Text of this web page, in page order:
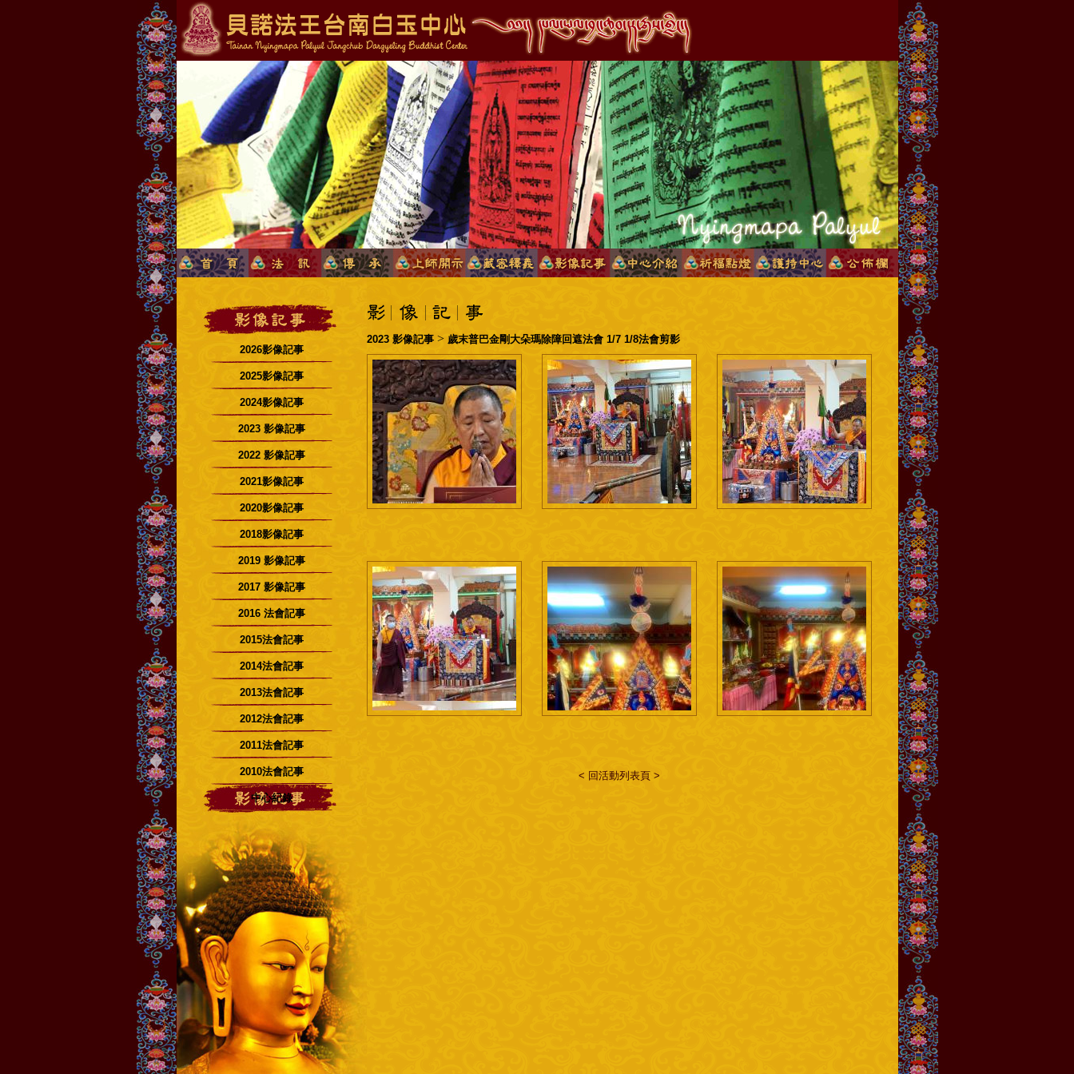
2026影像記事
2025影像記事
2024影像記事
2023 影像記事
2022 影像記事
2021影像記事
2020影像記事
2018影像記事
2019 影像記事
2017 影像記事
2016 法會記事
2015法會記事
2014法會記事
2013法會記事
2012法會記事
2011法會記事
2010法會記事
中心紀錄
2023 影像記事> 歲末普巴金剛大朵瑪除障回遮法會 1/7 1/8法會剪影
< 回活動列表頁 >